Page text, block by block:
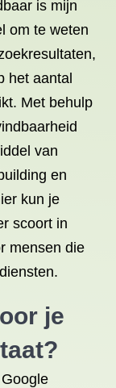
is mijn
om te weten
het aantal
Met behulp
van
en
kun je
scoort in
mensen die
je